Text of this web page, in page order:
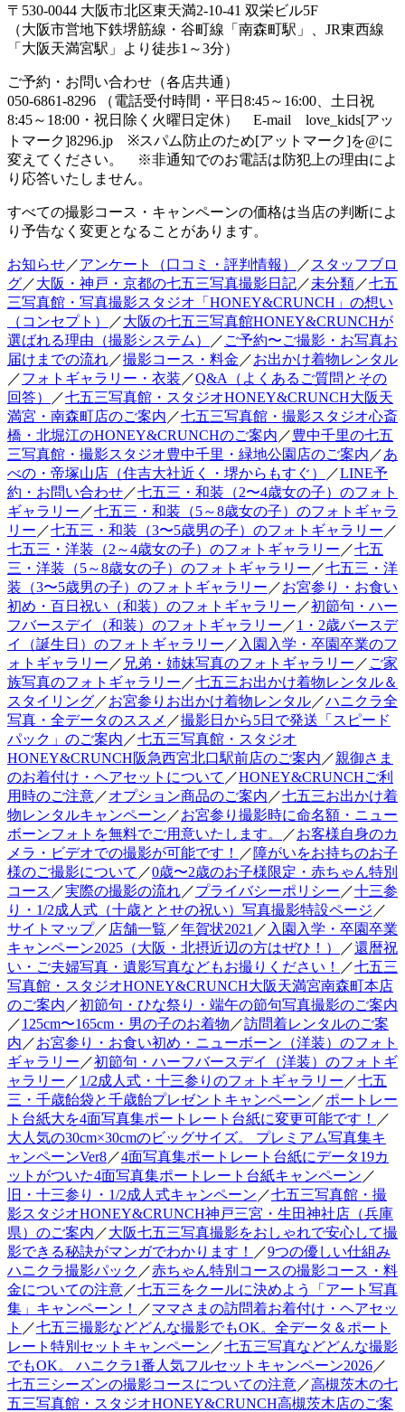
〒530-0044 大阪市北区東天満2-10-41 双栄ビル5F
（大阪市営地下鉄堺筋線・谷町線「南森町駅」、JR東西線
「大阪天満宮駅」より徒歩1～3分）
ご予約・お問い合わせ（各店共通）
050-6861-8296 （電話受付時間・平日8:45～16:00、土日祝
8:45～18:00・祝日除く火曜日定休） E-mail love_kids[アッ
トマーク]8296.jp ※スパム防止のため[アットマーク]を@に
変えてください。 ※非通知でのお電話は防犯上の理由によ
り応答いたしません。
すべての撮影コース・キャンペーンの価格は当店の判断によ
り予告なく変更となることがあります。
お知らせ／アンケート（口コミ・評判情報） ／ スタッフブロ
グ／大阪・神戸・京都の七五三写真撮影日記／未分類／七五
三写真館・写真撮影スタジオ「HONEY&CRUNCH」の想い
（コンセプト）
／大阪の七五三写真館HONEY&CRUNCHが
選ばれる理由（撮影システム）
／ ご予約〜ご撮影・お写真お
届けまでの流れ／撮影コース・料金 ／お出かけ着物レンタル
／フォトギャラリー・衣装 ／Q&A（よくあるご質問とその
回答）
／七五三写真館・スタジオHONEY&CRUNCH大阪天
満宮・南森町店のご案内 ／七五三写真館・撮影スタジオ心斎
橋・北堀江のHONEY&CRUNCHのご案内 ／豊中千里の七五
三写真館・撮影スタジオ豊中千里・緑地公園店のご案内 ／あ
べの・帝塚山店（住吉大社近く・堺からもすぐ）
／LINE予
約・お問い合わせ／七五三・和装（2〜4歳女の子）のフォト
ギャラリー ／七五三・和装（5～8歳女の子）のフォトギャラ
リー ／七五三・和装（3〜5歳男の子）のフォトギャラリー ／
七五三・洋装（2～4歳女の子）のフォトギャラリー ／七五
三・洋装（5～8歳女の子）のフォトギャラリー ／七五三・洋
装（3〜5歳男の子）のフォトギャラリー ／お宮参り・お食い
初め・百日祝い（和装）のフォトギャラリー ／初節句・ハー
フバースデイ（和装）のフォトギャラリー ／1・2歳バースデ
イ（誕生日）のフォトギャラリー ／ 入園入学・卒園卒業のフ
ォトギャラリー ／ 兄弟・姉妹写真のフォトギャラリー ／ ご家
族写真のフォトギャラリー ／七五三お出かけ着物レンタル＆
スタイリング／お宮参りお出かけ着物レンタル／ハニクラ全
写真・全データのススメ ／撮影日から5日で発送「スピード
パック」のご案内 ／七五三写真館・スタジオ
HONEY&CRUNCH阪急西宮北口駅前店のご案内 ／親御さま
のお着付け・ヘアセットについて ／HONEY&CRUNCHご利
用時のご注意／オプション商品のご案内 ／七五三お出かけ着
物レンタルキャンペーン ／お宮参り撮影時に命名額・ニュー
ボーンフォトを無料でご用意いたします。
／お客様自身のカ
メラ・ビデオでの撮影が可能です！ ／障がいをお持ちのお子
様のご撮影について ／0歳〜2歳のお子様限定・赤ちゃん特別
コース ／実際の撮影の流れ／プライバシーポリシー ／十三参
り・1/2成人式（十歳ととせの祝い）写真撮影特設ページ ／
サイトマップ／ 店舗一覧 ／年賀状2021 ／ 入園入学・卒園卒業
キャンペーン2025（大阪・北摂近辺の方はぜひ！）
／還暦祝
い・ご夫婦写真・遺影写真などもお撮りください！ ／七五三
写真館・スタジオHONEY&CRUNCH大阪天満宮南森町本店
のご案内 ／初節句・ひな祭り・端午の節句写真撮影のご案内
／125cm〜165cm・男の子のお着物 ／訪問着レンタルのご案
内 ／お宮参り・お食い初め・ニューボーン（洋装）のフォト
ギャラリー ／初節句・ハーフバースデイ（洋装）のフォトギ
ャラリー ／1/2成人式・十三参りのフォトギャラリー ／七五
三・千歳飴袋と千歳飴プレゼントキャンペーン ／ポートレー
ト台紙大を4面写真集ポートレート台紙に変更可能です！ ／
大人気の30cm×30cmのビッグサイズ。 プレミアム写真集キ
ャンペーンVer8／4面写真集ポートレート台紙にデータ19カ
ットがついた4面写真集ポートレート台紙キャンペーン ／
旧・十三参り・1/2成人式キャンペーン ／七五三写真館・撮
影スタジオHONEY&CRUNCH神戸三宮・生田神社店（兵庫
県）のご案内 ／大阪七五三写真撮影をおしゃれで安心して撮
影できる秘訣がマンガでわかります！ ／9つの優しい仕組み
ハニクラ撮影パック ／赤ちゃん特別コースの撮影コース・料
金についての注意／七五三をクールに決めよう「アート写真
集」キャンペーン！ ／ママさまの訪問着お着付け・ヘアセッ
ト ／七五三撮影などどんな撮影でもOK。全データ＆ポート
レート特別セットキャンペーン ／七五三写真などどんな撮影
でもOK。 ハニクラ1番人気フルセットキャンペーン2026／
七五三シーズンの撮影コースについての注意／高槻茨木の七
五三写真館・スタジオHONEY&CRUNCH高槻茨木店のご案